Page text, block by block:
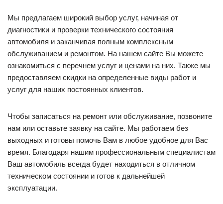
Мы предлагаем широкий выбор услуг, начиная от
диагностики и проверки технического состояния
автомобиля и заканчивая полным комплексным
обслуживанием и ремонтом. На нашем сайте Вы можете
ознакомиться с перечнем услуг и ценами на них. Также мы
предоставляем скидки на определенные виды работ и
услуг для наших постоянных клиентов.
Чтобы записаться на ремонт или обслуживание, позвоните
нам или оставьте заявку на сайте. Мы работаем без
выходных и готовы помочь Вам в любое удобное для Вас
время. Благодаря нашим профессиональным специалистам
Ваш автомобиль всегда будет находиться в отличном
техническом состоянии и готов к дальнейшей
эксплуатации.